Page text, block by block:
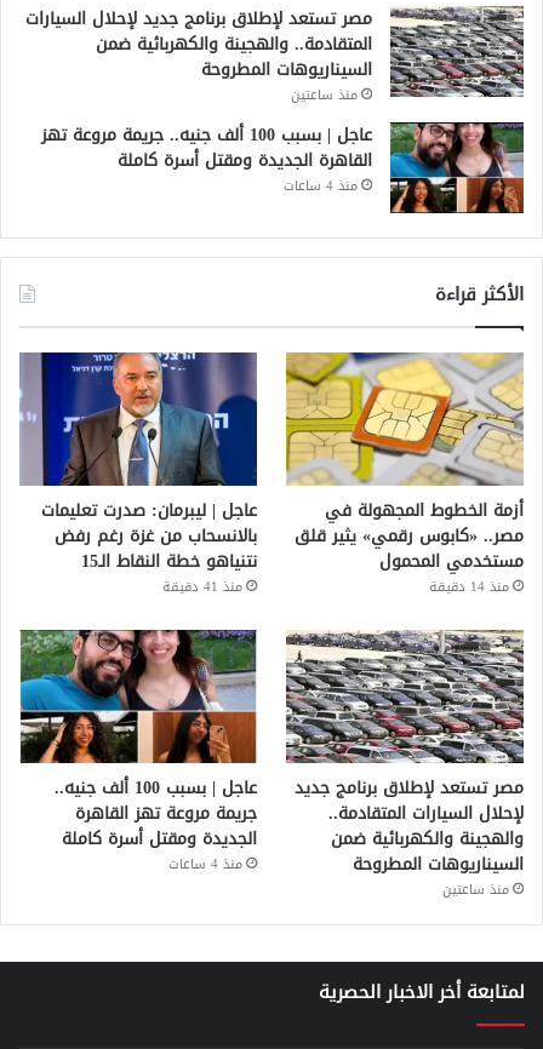
مصر تستعد لإطلاق برنامج جديد لإحلال السيارات
المتقادمة.. والهجينة والكهربائية ضمن
السيناريوهات المطروحة
منذ ساعتين
عاجل | بسبب 100 ألف جنيه.. جريمة مروعة تهز
القاهرة الجديدة ومقتل أسرة كاملة
منذ 4 ساعات
الأكثر قراءة
أزمة الخطوط المجهولة في
مصر.. «كابوس رقمي» يثير قلق
مستخدمي المحمول
منذ 14 دقيقة
عاجل | ليبرمان: صدرت تعليمات
بالانسحاب من غزة رغم رفض
نتنياهو خطة النقاط الـ15
منذ 41 دقيقة
مصر تستعد لإطلاق برنامج جديد
لإحلال السيارات المتقادمة..
والهجينة والكهربائية ضمن
السيناريوهات المطروحة
منذ ساعتين
عاجل | بسبب 100 ألف جنيه..
جريمة مروعة تهز القاهرة
الجديدة ومقتل أسرة كاملة
منذ 4 ساعات
لمتابعة أخر الاخبار الحصرية